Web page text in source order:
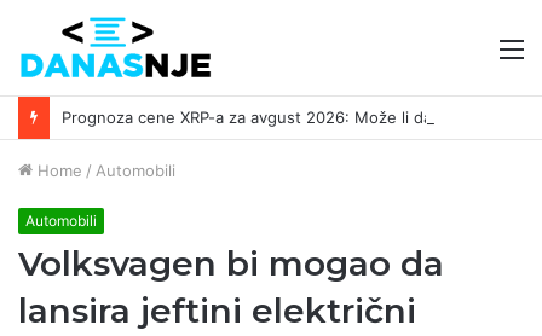
Home / Automobili
Automobili
Volksvagen bi mogao da
lansira jeftini električni